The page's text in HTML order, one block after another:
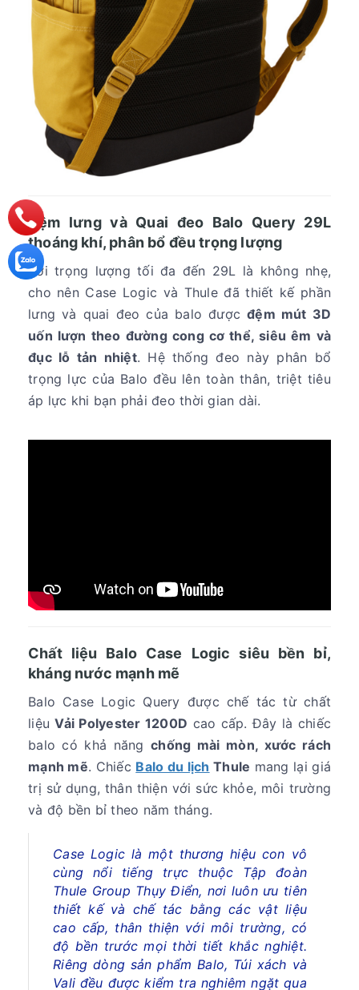
Đệm lưng và Quai đeo Balo Query 29L
thoáng khí, phân bổ đều trọng lượng
Với trọng lượng tối đa đến 29L là không nhẹ,
cho nên Case Logic và Thule đã thiết kế phần
lưng và quai đeo của balo được đệm mút 3D
uốn lượn theo đường cong cơ thể, siêu êm và
đục lỗ tản nhiệt. Hệ thống đeo này phân bổ
trọng lực của Balo đều lên toàn thân, triệt tiêu
áp lực khi bạn phải đeo thời gian dài.
Chất liệu Balo Case Logic siêu bền bỉ,
kháng nước mạnh mẽ
Balo Case Logic Query được chế tác từ chất
liệuVải Polyester 1200D cao cấp. Đây là chiếc
balo có khả năngchống mài mòn, xước rách
mạnh mẽ. Chiếc Balo du lịch Thule mang lại giá
trị sử dụng, thân thiện với sức khỏe, môi trường
và độ bền bỉ theo năm tháng.
Case Logic là một thương hiệu con vô
cùng nổi tiếng trực thuộc Tập đoàn
Thule Group Thụy Điển, nơi luôn ưu tiên
thiết kế và chế tác bằng các vật liệu
cao cấp, thân thiện với môi trường, có
độ bền trước mọi thời tiết khắc nghiệt.
Riêng dòng sản phẩm Balo, Túi xách và
Vali đều được kiểm tra nghiêm ngặt qua